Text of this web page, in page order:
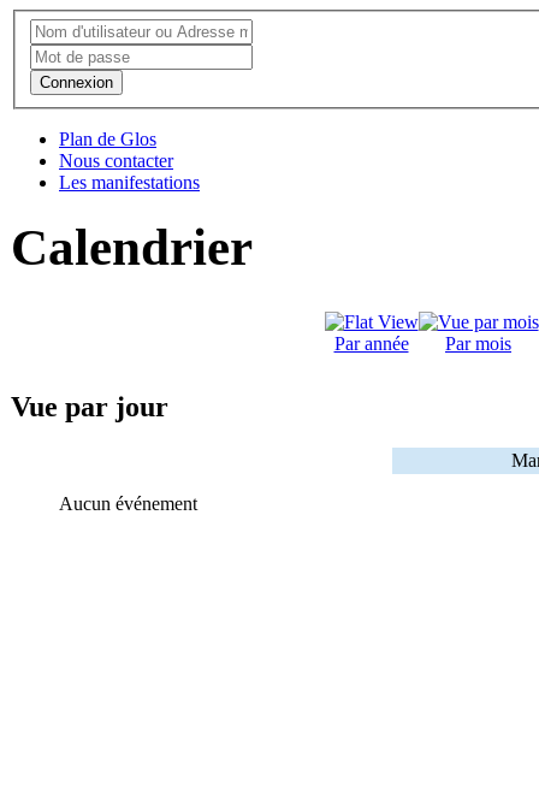
Connexion
Plan de Glos
Nous contacter
Les manifestations
Calendrier
Par année Par mois
Vue par jour
Aucun événement